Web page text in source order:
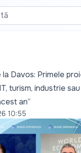
la Davos: Primele
turism, industrie
an”
10:55